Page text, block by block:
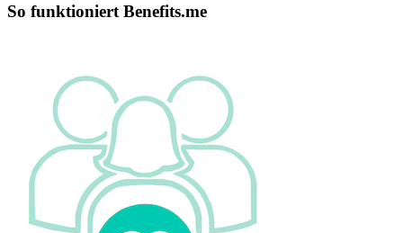
So funktioniert Benefits.me